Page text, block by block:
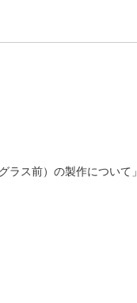
ス前）の製作について」